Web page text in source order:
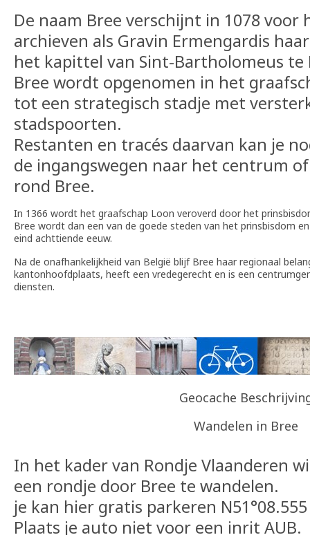
De naam Bree verschijnt in 1078 voor
archieven als Gravin Ermengardis
het kapittel van Sint-Bartholomeus te
Bree wordt opgenomen in het
tot een strategisch stadje met
stadspoorten.
Restanten en tracés daarvan kan je
de ingangswegen naar het centrum
rond Bree.
In 1366 wordt het graafschap Loon veroverd door het
Bree wordt dan een van de goede steden van het prinsbisdom
eind achttiende eeuw.
Na de onafhankelijkheid van België blijf Bree haar regionaal
kantonhoofdplaats, heeft een vredegerecht en is een
diensten.
Geocache
Wandelen in Bree
In het kader van Rondje Vlaanderen
een rondje door Bree te wandelen.
je kan hier gratis parkeren N51°08.555
Plaats je auto niet voor een inrit AUB.